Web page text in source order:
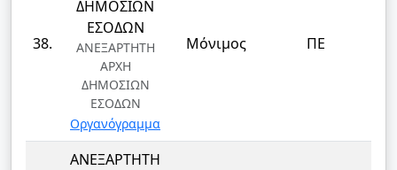
38.
ΔΗΜΟΣΙΩΝ
ΕΣΟΔΩΝ
ΑΝΕΞΑΡΤΗΤΗ
ΑΡΧΗ
ΔΗΜΟΣΙΩΝ
ΕΣΟΔΩΝ
Οργανόγραμμα
Μόνιμος ΠΕ
ΑΝΕΞΑΡΤΗΤΗ